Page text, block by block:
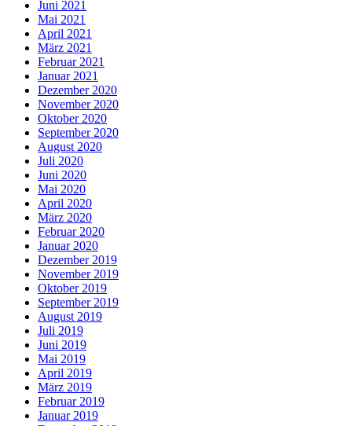
Juni 2021
Mai 2021
April 2021
März 2021
Februar 2021
Januar 2021
Dezember 2020
November 2020
Oktober 2020
September 2020
August 2020
Juli 2020
Juni 2020
Mai 2020
April 2020
März 2020
Februar 2020
Januar 2020
Dezember 2019
November 2019
Oktober 2019
September 2019
August 2019
Juli 2019
Juni 2019
Mai 2019
April 2019
März 2019
Februar 2019
Januar 2019